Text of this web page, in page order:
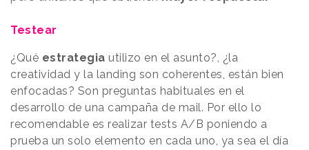
Testear
¿Qué estrategia utilizo en el asunto?, ¿la
creatividad y la landing son coherentes, están bien
enfocadas? Son preguntas habituales en el
desarrollo de una campaña de mail. Por ello lo
recomendable es realizar tests A/B poniendo a
prueba un solo elemento en cada uno, ya sea el día